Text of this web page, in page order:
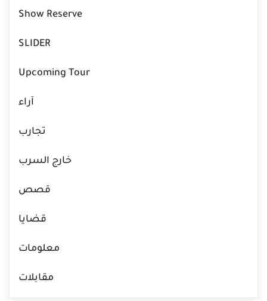
Show Reserve
SLIDER
Upcoming Tour
آراء
تجارب
خارج السرب
قصص
قضايا
معلومات
مقابلات